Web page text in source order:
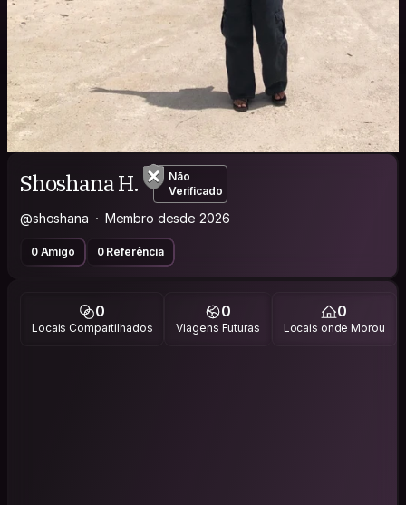
Shoshana H.
Não
Verificado
@shoshana Membro desde 2026
0 Amigo 0 Referência
0
Locais Compartilhados
0
Viagens Futuras
0
Locais onde Morou